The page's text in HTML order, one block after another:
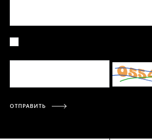
ОТПРАВИТЬ